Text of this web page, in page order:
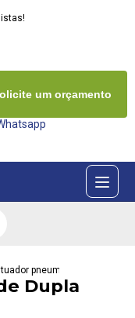
mesmo
um orçamento
actreg
pneumatico de dupla
Dupla